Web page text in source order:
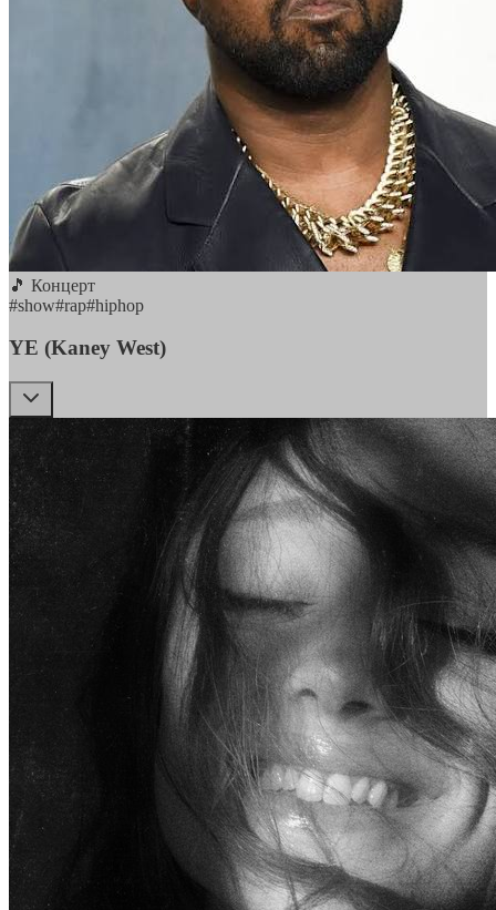
🎵 Концерт
#show#rap#hiphop
YE (Kaney West)